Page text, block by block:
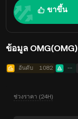
ขาขึ้น
ข้อมูล OMG(OMG)
อันดับ 1082 --
ช่วงราคา (24H)